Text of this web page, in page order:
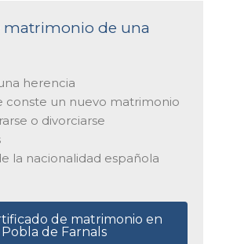
matrimonio de una
herencia
conste un nuevo matrimonio
o divorciarse
la nacionalidad española
de matrimonio en
Pobla de Farnals